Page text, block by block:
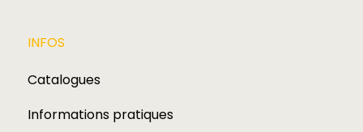
INFOS
Catalogues
Informations pratiques